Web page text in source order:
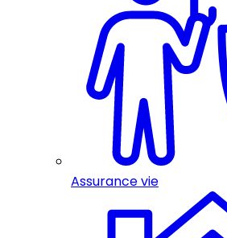
Assurance vie